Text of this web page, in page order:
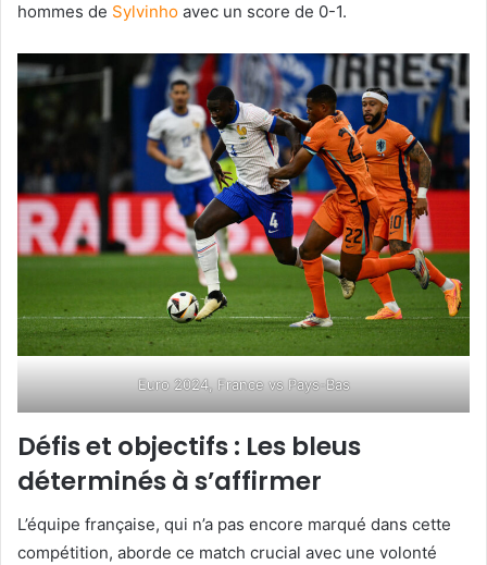
hommes de Sylvinho avec un score de 0-1.
Euro 2024, France vs Pays-Bas
Défis et objectifs : Les bleus
déterminés à s’affirmer
L’équipe française, qui n’a pas encore marqué dans cette
compétition, aborde ce match crucial avec une volonté